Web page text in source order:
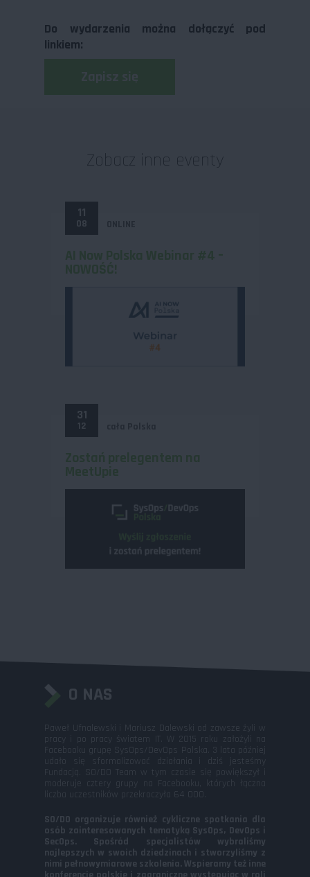
Do wydarzenia można dołączyć pod
linkiem:
Zobacz inne eventy
11
08
31
12
O NAS
Paweł Ufnalewski i Mariusz Dalewski od zawsze żyli w
pracy i po pracy światem IT. W 2015 roku założyli na
Facebooku grupę SysOps/DevOps Polska. 3 lata później
udało się sformalizować działania i dziś jesteśmy
Fundacją. SO/DO Team w tym czasie się powiększył i
moderuje cztery grupy na Facebooku, których łączna
liczba uczestników przekroczyła 64 000.
SO/DO organizuje również cykliczne spotkania dla
osób zainteresowanych tematyką SysOps, DevOps i
SecOps. Spośród specjalistów wybraliśmy
najlepszych w swoich dziedzinach i stworzyliśmy z
nimi pełnowymiarowe szkolenia. Wspieramy też inne